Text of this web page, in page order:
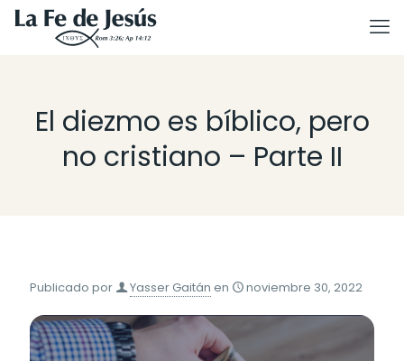
El diezmo es bíblico, pero
no cristiano – Parte II
Publicado por Yasser Gaitán en noviembre 30, 2022